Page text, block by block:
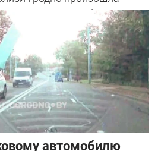
столкнулись Mazda и
поделился...
автомобилю